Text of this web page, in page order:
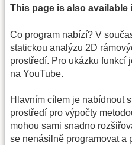
This page is also available
Co program nabízí? V
statickou analýzu 2D
prostředí. Pro ukázku funkcí
na YouTube.
Hlavním cílem je nabídnout
prostředí pro výpočty
mohou sami snadno
se nenásilně programovat a